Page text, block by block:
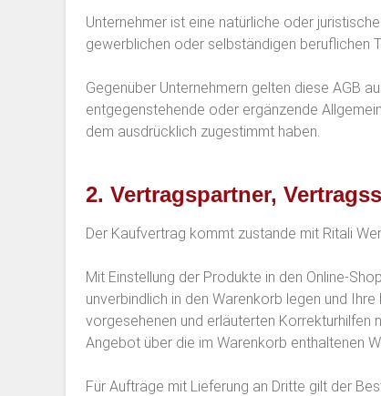
Unternehmer ist eine natürliche oder
gewerblichen oder selbständigen beruflichen
Gegenüber Unternehmern gelten diese AGB
entgegenstehende oder ergänzende
dem ausdrücklich zugestimmt haben.
2. Vertragspartner,
Der Kaufvertrag kommt zustande mit Ritali
Mit Einstellung der Produkte in den Online-
unverbindlich in den Warenkorb legen und
vorgesehenen und erläuterten Korrekturhilfen
Angebot über die im Warenkorb enthaltenen
Für Aufträge mit Lieferung an Dritte gilt der